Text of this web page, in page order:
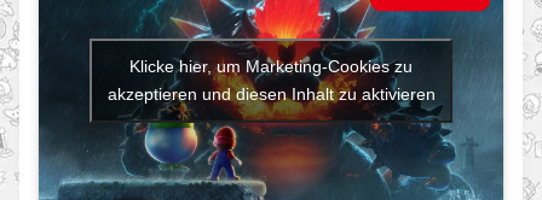
Klicke hier, um Marketing-Cookies zu
akzeptieren und diesen Inhalt zu aktivieren